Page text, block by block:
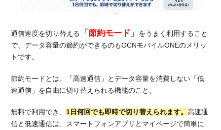
通信速度を切り替える 「節約モード」
をうまく利用すること
で、データ容量の節約ができるのもOCNモバイルONEのメリッ
トです。
節約モードとは、「高速通信」とデータ容量を消費しない「低
速通信」を自由に切り替えられる機能のこと。
無料で利用でき、 1日何回でも即時で切り替えられます。高速通
信と低速通信は、スマートフォンアプリとマイページで簡単に